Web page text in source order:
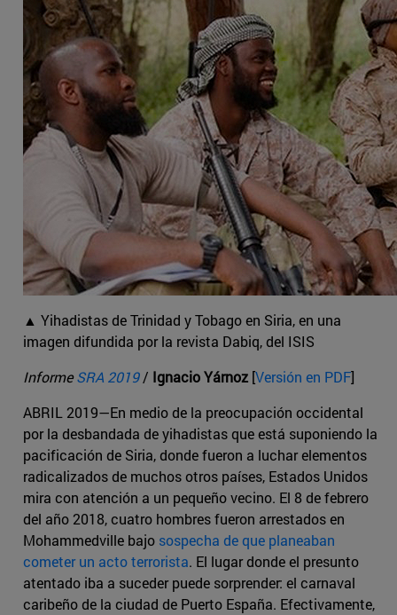
▲ Yihadistas de Trinidad y Tobago en Siria, en una
imagen difundida por la revista Dabiq, del ISIS
InformeSRA 2019/ Ignacio Yárnoz [Versión en PDF]
ABRIL 2019—En medio de la preocupación occidental
por la desbandada de yihadistas que está suponiendo la
pacificación de Siria, donde fueron a luchar elementos
radicalizados de muchos otros países, Estados Unidos
mira con atención a un pequeño vecino. El 8 de febrero
del año 2018, cuatro hombres fueron arrestados en
Mohammedville bajo sospecha de que planeaban
cometer un acto terrorista. El lugar donde el presunto
atentado iba a suceder puede sorprender: el carnaval
caribeño de la ciudad de Puerto España. Efectivamente,